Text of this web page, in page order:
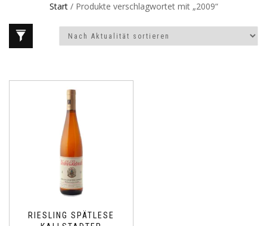
Start/ Produkte verschlagwortet mit „2009“
RIESLING SPÄTLESE